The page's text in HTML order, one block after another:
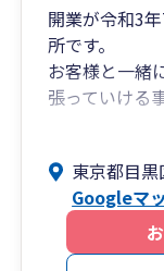
例②：年商数
内 インボイ
がメイン
年間報酬料：
例③：年商
業員なし
年間報酬料
年末調整、
開業が令和3
所です。
お客様と一緒
張っていける
アクティブ
まずはお気軽
東京都目
Googleマ